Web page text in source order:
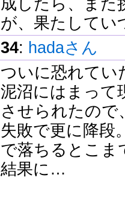
成したら、また
が、果たしてい
34: hadaさん
ついに恐れてい
泥沼にはまって
させられたので
失敗で更に降段
で落ちるとこま
結果に…